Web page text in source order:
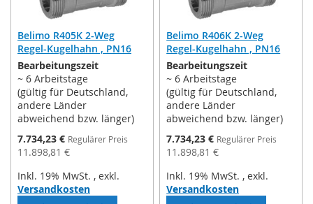
Belimo R405K 2-Weg
Regel-Kugelhahn , PN16
Bearbeitungszeit
~ 6 Arbeitstage
(gültig für Deutschland,
andere Länder
abweichend bzw. länger)
Sonderpreis
7.734,23 € Regulärer Preis
11.898,81 €
Inkl. 19% MwSt. , exkl.
Versandkosten
Belimo R406K 2-Weg
Regel-Kugelhahn , PN16
Bearbeitungszeit
~ 6 Arbeitstage
(gültig für Deutschland,
andere Länder
abweichend bzw. länger)
Sonderpreis
7.734,23 € Regulärer Preis
11.898,81 €
Inkl. 19% MwSt. , exkl.
Versandkosten